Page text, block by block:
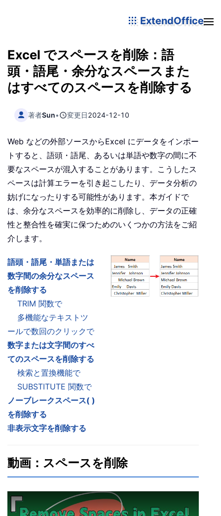
ExtendOffice
Excel でスペースを削除：語
頭・語尾・余分なスペースまた
はすべてのスペースを削除する
著者Sun• 変更日2024-12-10
Web などの外部ソースからExcel にデータをインポー
トすると、語頭・語尾、あるいは単語や数字の間に不
要なスペースが混入することがあります。こうしたス
ペースは計算エラーを引き起こしたり、データ分析の
妨げになったりする可能性があります。本ガイドで
は、余分なスペースを効率的に削除し、データの正確
性と整合性を確実に保つためのいくつかの方法をご紹
介します。
語頭・語尾・単語または
数字間の余分なスペース
を削除する
TRIM 関数で
多機能なテキストツ
ールで数回のクリックで
数字または文字間のすべ
てのスペースを削除する
検索と置換機能で
SUBSTITUTE 関数で
ノーブレークスペース( )
を削除する
非表示文字を削除する
動画：スペースを削除